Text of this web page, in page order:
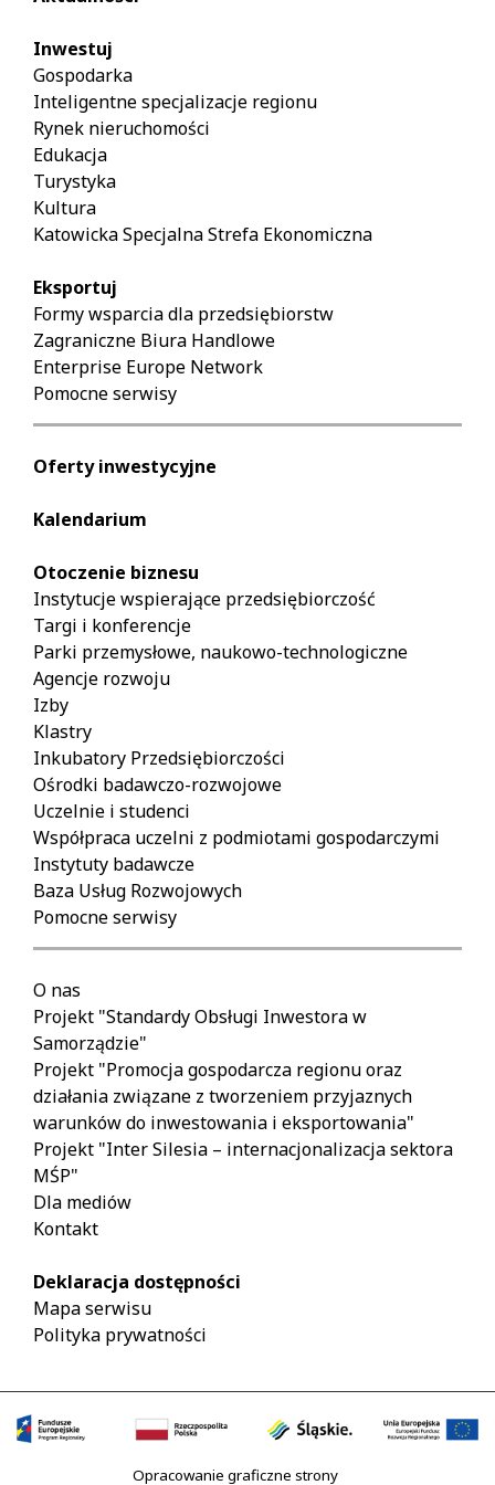
next
slaid.
Inwestuj
Gospodarka
Inteligentne specjalizacje regionu
Rynek nieruchomości
Edukacja
Turystyka
Kultura
Katowicka Specjalna Strefa Ekonomiczna
Eksportuj
Formy wsparcia dla przedsiębiorstw
Zagraniczne Biura Handlowe
Enterprise Europe Network
Pomocne serwisy
Oferty inwestycyjne
Kalendarium
Otoczenie biznesu
Instytucje wspierające przedsiębiorczość
Targi i konferencje
Parki przemysłowe, naukowo-technologiczne
Agencje rozwoju
Izby
Klastry
Inkubatory Przedsiębiorczości
Ośrodki badawczo-rozwojowe
Uczelnie i studenci
Współpraca uczelni z podmiotami gospodarczymi
Instytuty badawcze
Baza Usług Rozwojowych
Pomocne serwisy
O nas
Projekt "Standardy Obsługi Inwestora w
Samorządzie"
Projekt "Promocja gospodarcza regionu oraz
działania związane z tworzeniem przyjaznych
warunków do inwestowania i eksportowania"
Projekt "Inter Silesia – internacjonalizacja sektora
MŚP"
Dla mediów
Kontakt
Deklaracja dostępności
Mapa serwisu
Polityka prywatności
Opracowanie graficzne strony